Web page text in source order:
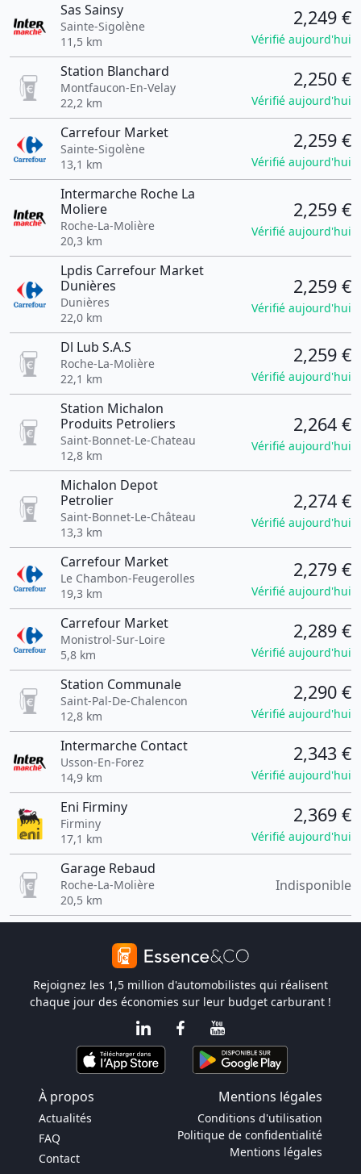
Sas Sainsy
Sainte-Sigolène
11,5 km
2,249 €
Vérifié aujourd'hui
Station Blanchard
Montfaucon-En-Velay
22,2 km
2,250 €
Vérifié aujourd'hui
Carrefour Market
Sainte-Sigolène
13,1 km
2,259 €
Vérifié aujourd'hui
Intermarche Roche La
Moliere
Roche-La-Molière
20,3 km
2,259 €
Vérifié aujourd'hui
Lpdis Carrefour Market
Dunières
Dunières
22,0 km
2,259 €
Vérifié aujourd'hui
Dl Lub S.A.S
Roche-La-Molière
22,1 km
2,259 €
Vérifié aujourd'hui
Station Michalon
Produits Petroliers
Saint-Bonnet-Le-Chateau
12,8 km
2,264 €
Vérifié aujourd'hui
Michalon Depot
Petrolier
Saint-Bonnet-Le-Château
13,3 km
2,274 €
Vérifié aujourd'hui
Carrefour Market
Le Chambon-Feugerolles
19,3 km
2,279 €
Vérifié aujourd'hui
Carrefour Market
Monistrol-Sur-Loire
5,8 km
2,289 €
Vérifié aujourd'hui
Station Communale
Saint-Pal-De-Chalencon
12,8 km
2,290 €
Vérifié aujourd'hui
Intermarche Contact
Usson-En-Forez
14,9 km
2,343 €
Vérifié aujourd'hui
Eni Firminy
Firminy
17,1 km
2,369 €
Vérifié aujourd'hui
Garage Rebaud
Roche-La-Molière
20,5 km
Indisponible
Rejoignez les 1,5 million d'automobilistes qui réalisent
chaque jour des économies sur leur budget carburant !
À propos Mentions légales
Actualités
FAQ
Contact
Conditions d'utilisation
Politique de confidentialité
Mentions légales